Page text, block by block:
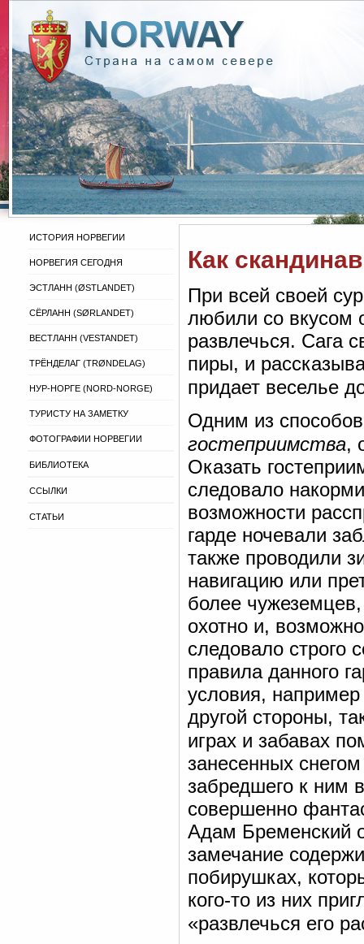
ИСТОРИЯ НОРВЕГИИ
НОРВЕГИЯ СЕГОДНЯ
ЭСТЛАНН (ØSTLANDET)
СЁРЛАНН (SØRLANDET)
ВЕСТЛАНН (VESTANDET)
ТРЁНДЕЛАГ (TRØNDELAG)
НУР-НОРГЕ (NORD-NORGE)
ТУРИСТУ НА ЗАМЕТКУ
ФОТОГРАФИИ НОРВЕГИИ
БИБЛИОТЕКА
ССЫЛКИ
СТАТЬИ
Как
При всей своей
любили со вкусом
развлечься. Сага
пиры, и
придает веселье
Одним из
гостеприимства,
Оказать
следовало
возможности
гарде ночевали
также проводили
навигацию или
более
охотно и,
следовало строго
правила данного
условия, например
другой стороны,
играх и забавах
занесенных
забредшего к ним
совершенно
Адам Бременский
замечание
побирушках,
кого-то из них
«развлечься его